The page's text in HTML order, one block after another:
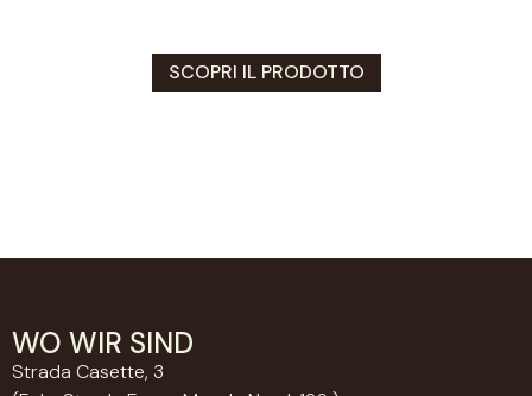
SCOPRI IL PRODOTTO
WO WIR SIND
Strada Casette, 3